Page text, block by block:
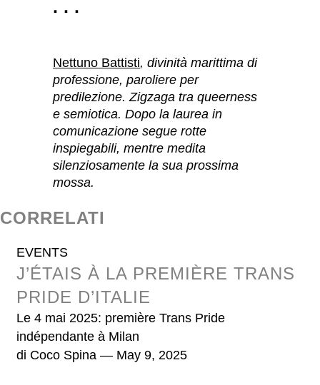
· · ·
Nettuno Battisti, divinità marittima di
professione, paroliere per
predilezione. Zigzaga tra queerness
e semiotica. Dopo la laurea in
comunicazione segue rotte
inspiegabili, mentre medita
silenziosamente la sua prossima
mossa.
CORRELATI
EVENTS
J’ÉTAIS À LA PREMIÈRE TRANS
PRIDE D’ITALIE
Le 4 mai 2025: première Trans Pride
indépendante à Milan
di Coco Spina — May 9, 2025